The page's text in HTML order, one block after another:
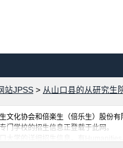
站JPSS > 从山口县的从研究生
文化协会和倍楽生（倍乐生）股份
门学校的招生信息正登载于此网。
口大学的详细招生信息。有